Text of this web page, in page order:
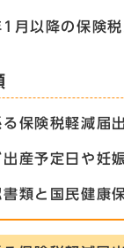
以降の保険税
保険税軽減届
産予定日や妊
類と国民健康